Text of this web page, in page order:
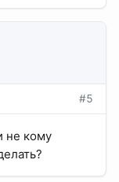
#5
не кому